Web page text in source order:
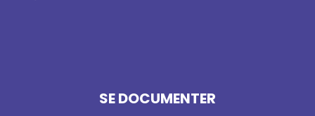
SE DOCUMENTER